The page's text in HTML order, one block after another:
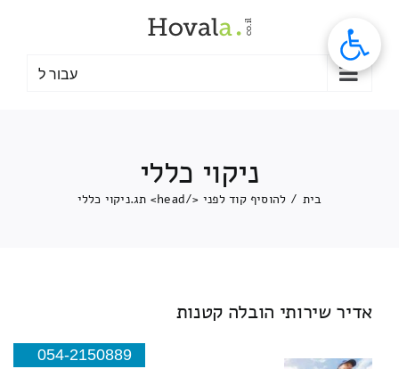
עבור ל
ניקוי כללי
בית / להוסיף קוד לפני </head> תג. ניקוי כללי
אדיר שירותי הובלה קטנות
054-2150889